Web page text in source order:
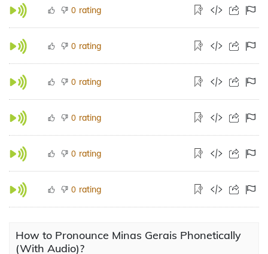
0 rating
0 rating
0 rating
0 rating
0 rating
0 rating
How to Pronounce Minas Gerais Phonetically
(With Audio)?